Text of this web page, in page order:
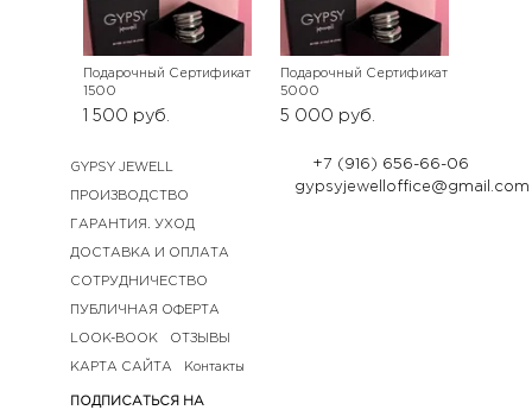
Подарочный Сертификат
1500
1 500 руб.
Подарочный Сертификат
5000
5 000 руб.
GYPSY JEWELL
ПРОИЗВОДСТВО
ГАРАНТИЯ. УХОД
ДОСТАВКА И ОПЛАТА
СОТРУДНИЧЕСТВО
ПУБЛИЧНАЯ ОФЕРТА
LOOK-BOOK ОТЗЫВЫ
КАРТА САЙТА Контакты
+7 (916) 656-66-06
gypsyjewelloffice@gmail.com
ПОДПИСАТЬСЯ НА